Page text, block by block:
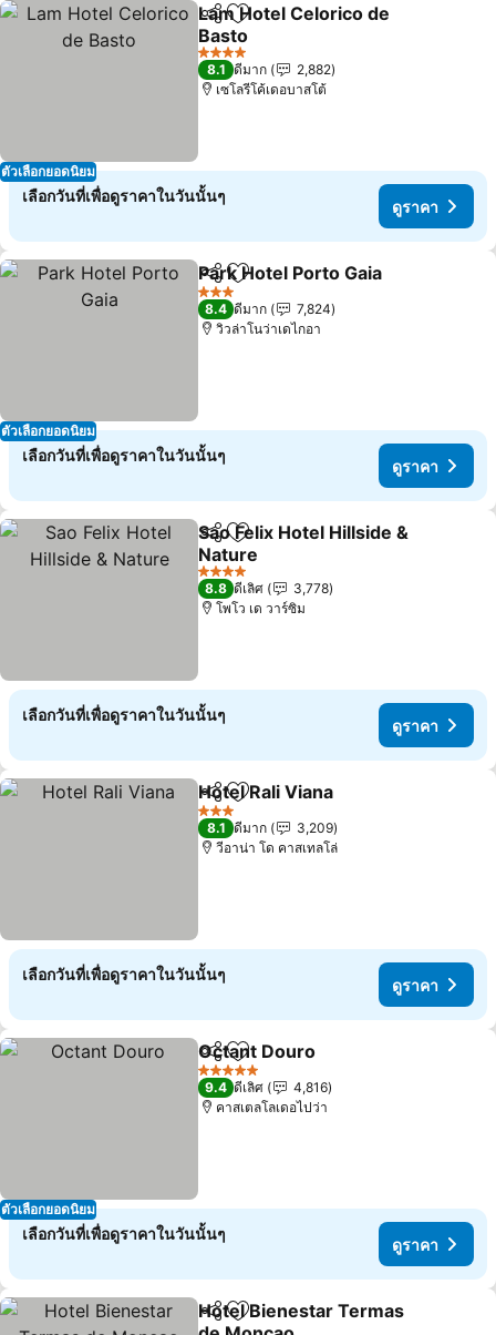
ตัวเลือกยอดนิยม
แชร์ เพิ่มในรายการโปรด
Lam Hotel Celorico de
Basto
4 ดาว
8.1 ดีมาก
2,882
เซโลรีโค้เดอบาสโต้
เลือกวันที่เพื่อดูราคาในวันนั้นๆ
ดูราคา
ตัวเลือกยอดนิยม
แชร์ เพิ่มในรายการโปรด
Park Hotel Porto Gaia
3 ดาว
8.4 ดีมาก
7,824
วิวล่าโนว่าเดไกอา
เลือกวันที่เพื่อดูราคาในวันนั้นๆ
ดูราคา
แชร์ เพิ่มในรายการโปรด
Sao Felix Hotel Hillside &
Nature
4 ดาว
8.8 ดีเลิศ
3,778
โพโว เด วาร์ซิม
เลือกวันที่เพื่อดูราคาในวันนั้นๆ
ดูราคา
แชร์ เพิ่มในรายการโปรด
Hotel Rali Viana
3 ดาว
8.1 ดีมาก
3,209
วีอาน่า โด คาสเทลโล่
เลือกวันที่เพื่อดูราคาในวันนั้นๆ
ดูราคา
ตัวเลือกยอดนิยม
แชร์ เพิ่มในรายการโปรด
Octant Douro
5 ดาว
9.4 ดีเลิศ
4,816
คาสเตลโลเดอไปว่า
เลือกวันที่เพื่อดูราคาในวันนั้นๆ
ดูราคา
แชร์ เพิ่มในรายการโปรด
Hotel Bienestar Termas